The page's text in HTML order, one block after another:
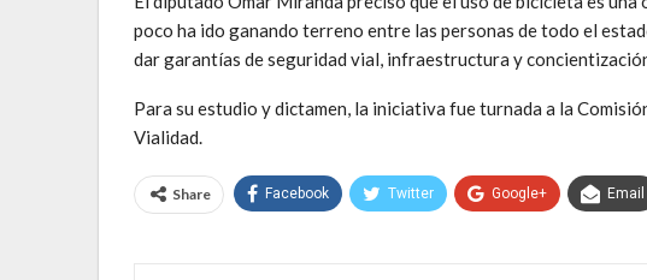
poco ha ido ganando terreno entre las personas de todo el
dar garantías de seguridad vial, infraestructura y
Para su estudio y dictamen, la iniciativa fue turnada a la
Vialidad.
Share Facebook Twitter Google+ Email